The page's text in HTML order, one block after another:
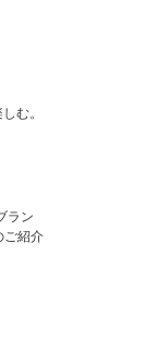
む。
ラン
ご紹介